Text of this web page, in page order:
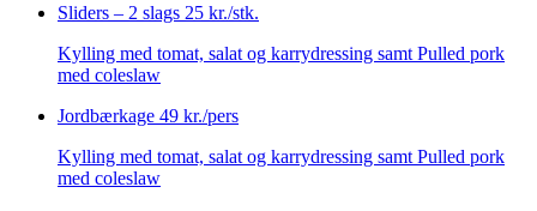
Sliders – 2 slags 25 kr./stk.
Kylling med tomat, salat og karrydressing samt Pulled pork
med coleslaw
Jordbærkage 49 kr./pers
Kylling med tomat, salat og karrydressing samt Pulled pork
med coleslaw